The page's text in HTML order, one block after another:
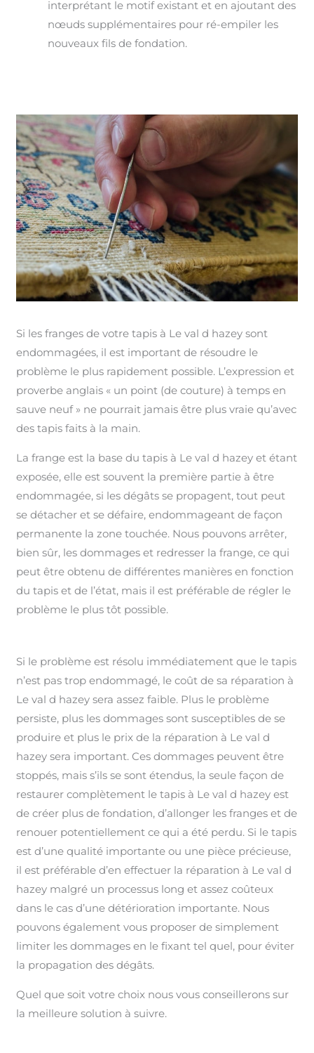
interprétant le motif existant et en ajoutant des
nœuds supplémentaires pour ré-empiler les
nouveaux fils de fondation.
Si les franges de votre tapis à Le val d hazey sont
endommagées, il est important de résoudre le
problème le plus rapidement possible. L’expression et
proverbe anglais « un point (de couture) à temps en
sauve neuf » ne pourrait jamais être plus vraie qu’avec
des tapis faits à la main.
La frange est la base du tapis à Le val d hazey et étant
exposée, elle est souvent la première partie à être
endommagée, si les dégâts se propagent, tout peut
se détacher et se défaire, endommageant de façon
permanente la zone touchée. Nous pouvons arrêter,
bien sûr, les dommages et redresser la frange, ce qui
peut être obtenu de différentes manières en fonction
du tapis et de l’état, mais il est préférable de régler le
problème le plus tôt possible.
Si le problème est résolu immédiatement que le tapis
n’est pas trop endommagé, le coût de sa réparation à
Le val d hazey sera assez faible. Plus le problème
persiste, plus les dommages sont susceptibles de se
produire et plus le prix de la réparation à Le val d
hazey sera important. Ces dommages peuvent être
stoppés, mais s’ils se sont étendus, la seule façon de
restaurer complètement le tapis à Le val d hazey est
de créer plus de fondation, d’allonger les franges et de
renouer potentiellement ce qui a été perdu. Si le tapis
est d’une qualité importante ou une pièce précieuse,
il est préférable d’en effectuer la réparation à Le val d
hazey malgré un processus long et assez coûteux
dans le cas d’une détérioration importante. Nous
pouvons également vous proposer de simplement
limiter les dommages en le fixant tel quel, pour éviter
la propagation des dégâts.
Quel que soit votre choix nous vous conseillerons sur
la meilleure solution à suivre.